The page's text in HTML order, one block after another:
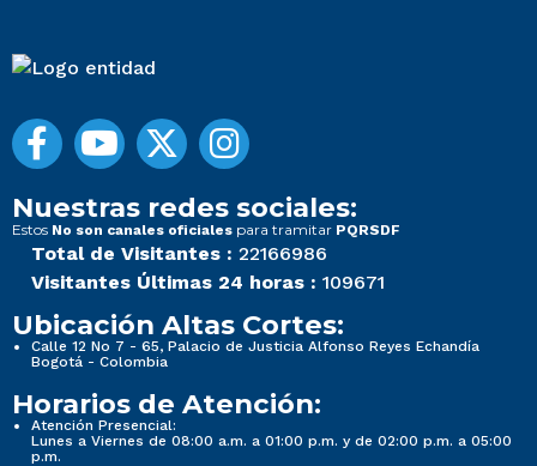
Nuestras redes sociales:
Estos No son canales oficiales para tramitar PQRSDF
Total de Visitantes : 22166986
Visitantes Últimas 24 horas : 109671
Ubicación Altas Cortes:
Calle 12 No 7 - 65, Palacio de Justicia Alfonso Reyes Echandía
Bogotá - Colombia
Horarios de Atención:
Atención Presencial:
Lunes a Viernes de 08:00 a.m. a 01:00 p.m. y de 02:00 p.m. a 05:00
p.m.